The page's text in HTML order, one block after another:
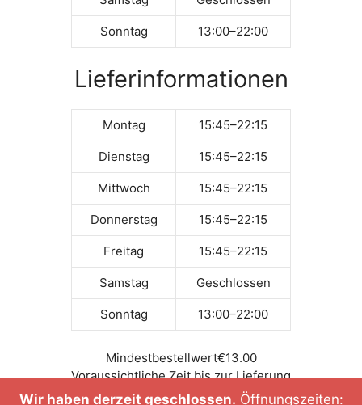
Sonntag 13:00–22:00
Lieferinformationen
Montag 15:45–22:15
Dienstag 15:45–22:15
Mittwoch 15:45–22:15
Donnerstag 15:45–22:15
Freitag 15:45–22:15
Samstag Geschlossen
Sonntag 13:00–22:00
Mindestbestellwert€13.00
Voraussichtliche Zeit bis zur Lieferung
Tel.-Nr. +498967904435
Wir haben derzeit geschlossen. Öffnungszeiten: